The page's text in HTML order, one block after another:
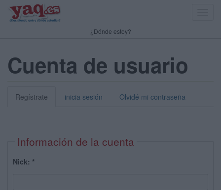
¿Dónde estoy?
Cuenta de usuario
Regístrate inicia sesión Olvidé mi contraseña
Información de la cuenta
Nick: *